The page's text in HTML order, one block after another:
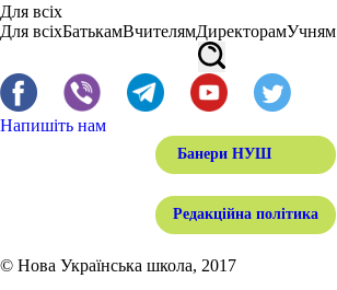
Для всіх
Для всіхБатькамВчителямДиректорамУчням
Напишіть нам
Банери НУШ
Редакційна політика
© Нова Українська школа, 2017